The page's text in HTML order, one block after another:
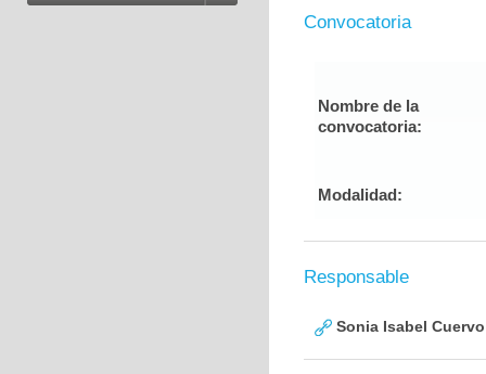
Convocatoria
Nombre de la
convocatoria:
Modalidad:
Responsable
Sonia Isabel